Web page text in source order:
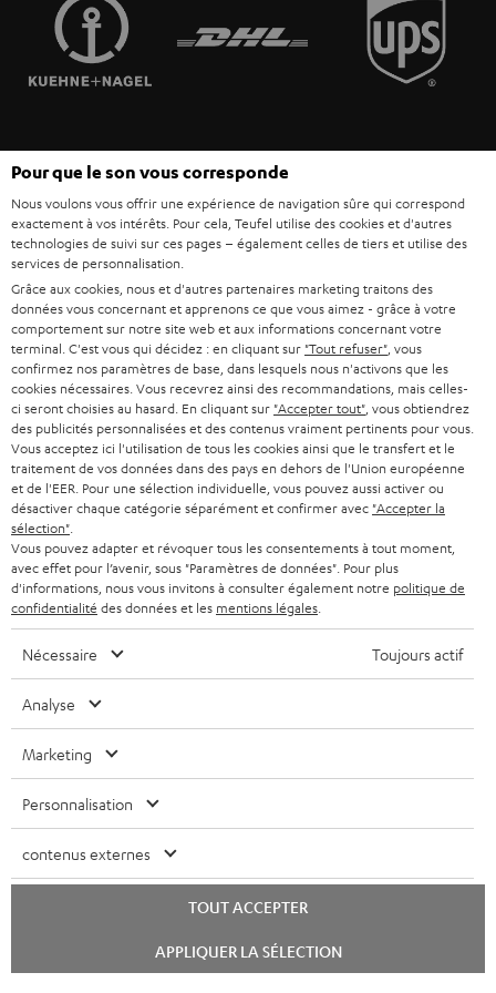
ENCEINTES
ULTIMA
FANSHOP
NOUVEAUTÉS
L’HISTOIRE DE TEUFEL
MANAGEMENT
VALEURS
ACCESSIBILITÉ
FRANCE
POLOGNE
ITALIE
USA
AUTRES PAYS
erreurs. Les accessoires figurant sur l’image ne font pas partie du contenu de
livraison. D’éventuels frais d’élimination des batteries sont inclus dans le prix.
©2026 Lautsprecher Teufel GmbH - Tous droits réservés.
Mentions légales CGV
Politique de confidentialité
Paramètres de confidentialité
EU Data Act renoncer au contrat ici
chat
Pour que le son vous corresponde
Nous voulons vous offrir une expérience de navigation sûre qui correspond
exactement à vos intérêts. Pour cela, Teufel utilise des cookies et d'autres
technologies de suivi sur ces pages – également celles de tiers et utilise des
services de personnalisation.
Grâce aux cookies, nous et d'autres partenaires marketing traitons des
données vous concernant et apprenons ce que vous aimez - grâce à votre
comportement sur notre site web et aux informations concernant votre
terminal. C'est vous qui décidez : en cliquant sur "Tout refuser" , vous
confirmez nos paramètres de base, dans lesquels nous n'activons que les
cookies nécessaires. Vous recevrez ainsi des recommandations, mais celles-
ci seront choisies au hasard. En cliquant sur "Accepter tout" , vous obtiendrez
des publicités personnalisées et des contenus vraiment pertinents pour vous.
Vous acceptez ici l'utilisation de tous les cookies ainsi que le transfert et le
traitement de vos données dans des pays en dehors de l'Union européenne
et de l'EER. Pour une sélection individuelle, vous pouvez aussi activer ou
désactiver chaque catégorie séparément et confirmer avec "Accepter la
sélection"
Vous pouvez adapter et révoquer tous les consentements à tout moment,
avec effet pour l’avenir, sous "Paramètres de données". Pour plus
d'informations, nous vous invitons à consulter également notre politique de
confidentialité des données et les mentions légales
Nécessaire Toujours actif
Analyse
Marketing
Personnalisation
contenus externes
TOUT ACCEPTER
APPLIQUER LA SÉLECTION